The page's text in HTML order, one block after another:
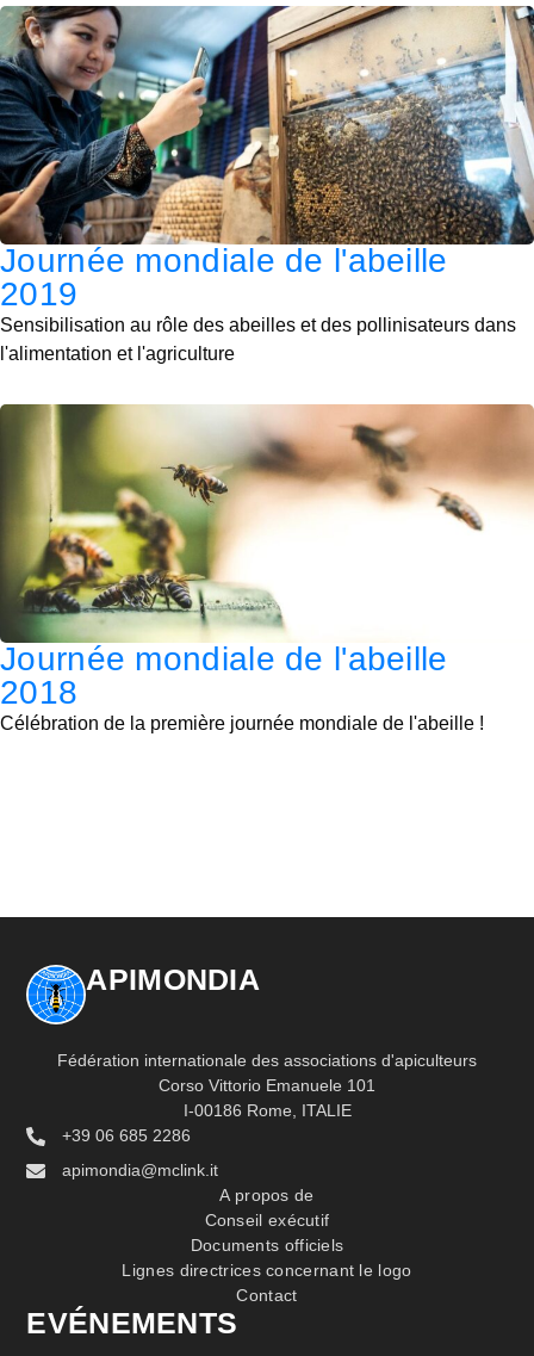
Journée mondiale de l'abeille
2019
Sensibilisation au rôle des abeilles et des pollinisateurs dans
l'alimentation et l'agriculture
Journée mondiale de l'abeille
2018
Célébration de la première journée mondiale de l'abeille !
APIMONDIA
Fédération internationale des associations d'apiculteurs
Corso Vittorio Emanuele 101
I-00186 Rome, ITALIE
+39 06 685 2286
apimondia@mclink.it
A propos de
Conseil exécutif
Documents officiels
Lignes directrices concernant le logo
Contact
EVÉNEMENTS